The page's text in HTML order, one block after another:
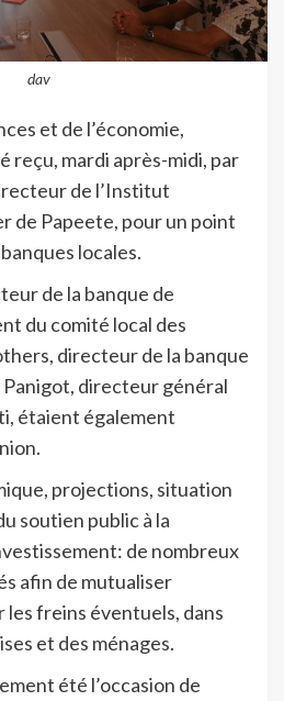
dav
et de l’économie,
reçu, mardi après-midi, par
de l’Institut
de Papeete, pour un point
locales.
de la banque de
du comité local des
directeur de la banque
directeur général
étaient également
projections, situation
soutien public à la
de nombreux
afin de mutualiser
les freins éventuels, dans
et des ménages.
été l’occasion de